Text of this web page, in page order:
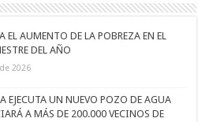
EL AUMENTO DE LA POBREZA EN EL
DEL AÑO
2026
EJECUTA UN NUEVO POZO DE AGUA
A MÁS DE 200.000 VECINOS DE